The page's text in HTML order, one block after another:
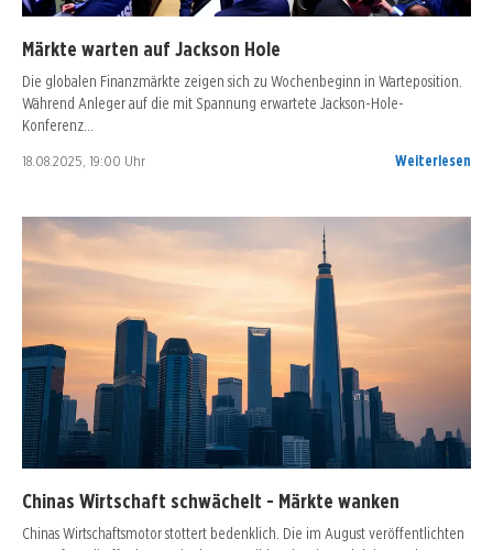
Märkte warten auf Jackson Hole
Die globalen Finanzmärkte zeigen sich zu Wochenbeginn in Warteposition.
Während Anleger auf die mit Spannung erwartete Jackson-Hole-
Konferenz…
18.08.2025, 19:00 Uhr Weiterlesen
Chinas Wirtschaft schwächelt - Märkte wanken
Chinas Wirtschaftsmotor stottert bedenklich. Die im August veröffentlichten